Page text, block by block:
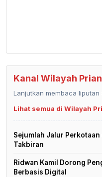
Kanal Wilayah
Lanjutkan membaca liputan
Lihat semua di Wilayah
Sejumlah Jalur
Takbiran
Ridwan Kamil Dorong
Berbasis Digital